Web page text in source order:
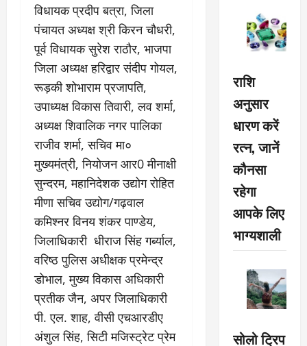
विधायक प्रदीप बत्रा, जिला
पंचायत अध्यक्ष श्री किरन चौधरी,
पूर्व विधायक सुरेश राठौर, भाजपा
जिला अध्यक्ष हरिद्वार संदीप गोयल,
रूड़की शोभाराम प्रजापति,
उपाध्यक्ष विकास तिवारी, लव शर्मा,
अध्यक्ष शिवालिक नगर पालिका
राजीव शर्मा, सचिव मा०
मुख्यमंत्री, नियोजन आर0 मीनाक्षी
सुन्दरम, महानिदेशक उद्योग रोहित
मीणा सचिव उद्योग/गढ़वाल
कमिश्नर विनय शंकर पाण्डेय,
जिलाधिकारी धीराज सिंह गर्ब्याल,
वरिष्ठ पुलिस अधीक्षक प्रमेन्द्र
डोभाल, मुख्य विकास अधिकारी
प्रतीक जैन, अपर जिलाधिकारी
पी. एल. शाह, वीसी एचआरडीए
अंशुल सिंह, सिटी मजिस्ट्रेट प्रेम
राशि
अनुसार
धारण करें
रत्न, जानें
कौनसा
रहेगा
आपके लिए
भाग्यशाली
सोलो ट्रिप